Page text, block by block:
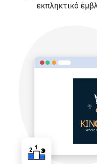
εκπληκτικό